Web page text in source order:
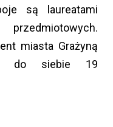
są laureatami
miasta Grażyną
do siebie 19